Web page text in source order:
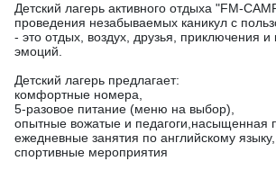
Детский лагерь активного отдыха "FM-
проведения незабываемых каникул с
- это отдых, воздух, друзья, приключения и
эмоций.
Детский лагерь предлагает:
комфортные номера,
5-разовое питание (меню на выбор),
опытные вожатые и педагоги,насыщенная
ежедневные занятия по английскому языку,
спортивные мероприятия